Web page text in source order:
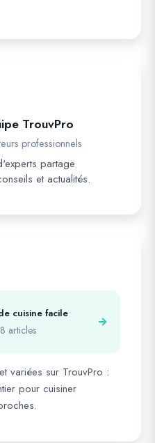
TrouvPro
professionnels
partage
et actualités.
cuisine facile
articles
variées sur TrouvPro :
pour cuisiner